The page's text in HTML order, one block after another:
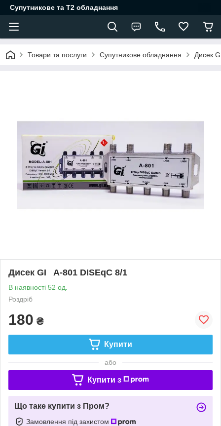
Супутникове та Т2 обладнання
Товари та послуги Супутникове обладнання Дисек
Дисек GI A-801 DISEqC 8/1
В наявності 52 од.
Роздріб
180 ₴
Купити
або
Купити з
Що таке купити з Пром?
Замовлення під захистом